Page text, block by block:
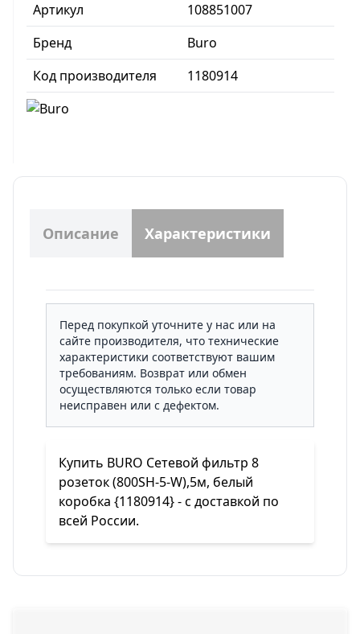
Артикул
108851007
Бренд
Buro
Код производителя
1180914
Описание Характеристики
Перед покупкой уточните у нас или на
сайте производителя, что технические
характеристики соответствуют вашим
требованиям. Возврат или обмен
осуществляются только если товар
неисправен или с дефектом.
Купить BURO Сетевой фильтр 8
розеток (800SH-5-W),5м, белый
коробка {1180914} - с доставкой по
всей России.